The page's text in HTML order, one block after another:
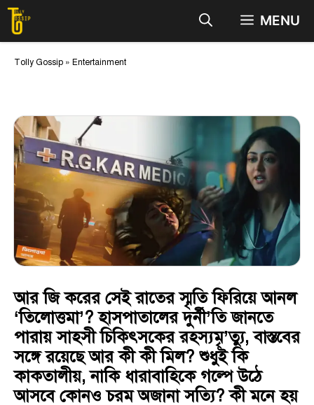
Skip
content
MENU
Tolly Gossip » Entertainment
আর জি করের সেই রাতের স্মৃতি ফিরিয়ে আনল
‘তিলোত্তমা’? হাসপাতালের দুর্নী’তি জানতে
পারায় সাহসী চিকিৎসকের রহস্যমৃ’ত্যু, বাস্তবের
সঙ্গে রয়েছে আর কী কী মিল? শুধুই কি
কাকতালীয়, নাকি ধারাবাহিকে গল্পে উঠে
আসবে কোনও চরম অজানা সত্যি? কী মনে হয়